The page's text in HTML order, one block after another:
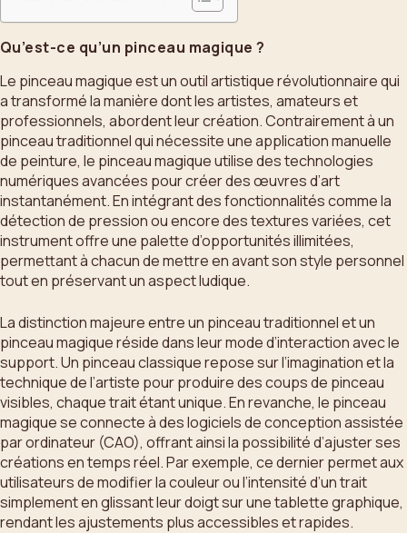
Qu’est-ce qu’un pinceau magique ?
Le pinceau magique est un outil artistique révolutionnaire qui
a transformé la manière dont les artistes, amateurs et
professionnels, abordent leur création. Contrairement à un
pinceau traditionnel qui nécessite une application manuelle
de peinture, le pinceau magique utilise des technologies
numériques avancées pour créer des œuvres d’art
instantanément. En intégrant des fonctionnalités comme la
détection de pression ou encore des textures variées, cet
instrument offre une palette d’opportunités illimitées,
permettant à chacun de mettre en avant son style personnel
tout en préservant un aspect ludique.
La distinction majeure entre un pinceau traditionnel et un
pinceau magique réside dans leur mode d’interaction avec le
support. Un pinceau classique repose sur l’imagination et la
technique de l’artiste pour produire des coups de pinceau
visibles, chaque trait étant unique. En revanche, le pinceau
magique se connecte à des logiciels de conception assistée
par ordinateur (CAO), offrant ainsi la possibilité d’ajuster ses
créations en temps réel. Par exemple, ce dernier permet aux
utilisateurs de modifier la couleur ou l’intensité d’un trait
simplement en glissant leur doigt sur une tablette graphique,
rendant les ajustements plus accessibles et rapides.